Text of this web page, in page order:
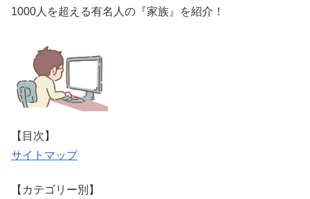
1000人を超える有名人の『家族』を紹介！
【目次】
サイトマップ
【カテゴリー別】